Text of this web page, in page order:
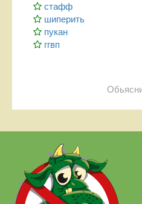
стафф
шиперить
пукан
ггвп